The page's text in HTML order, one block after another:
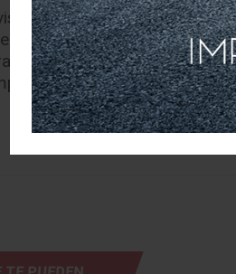
en las últimas semanas
combustibles más limpios,
la calidad del aire.
con estas metas”, finalizó.